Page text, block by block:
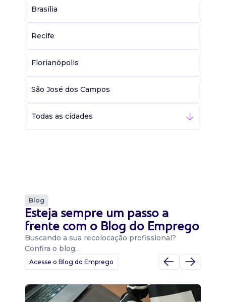
Brasília
Recife
Florianópolis
São José dos Campos
Todas as cidades
Blog
Esteja sempre um passo a
frente com o Blog do Emprego
Buscando a sua recolocação profissional?
Confira o blog…
Acesse o Blog do Emprego